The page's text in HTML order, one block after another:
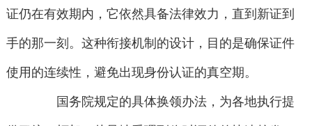
证仍在有效期内，它依然具备法律效力，直到新证到
手的那一刻。这种衔接机制的设计，目的是确保证件
使用的连续性，避免出现身份认证的真空期。
国务院规定的具体换领办法，为各地执行提